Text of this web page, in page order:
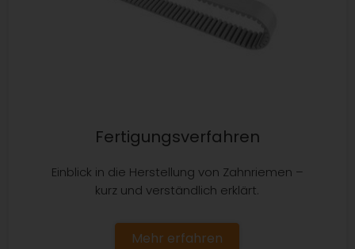
Fertigungsverfahren
Einblick in die Herstellung von Zahnriemen –
kurz und verständlich erklärt.
Mehr erfahren